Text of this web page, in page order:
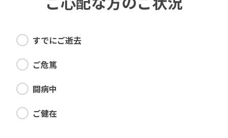
すでにご逝去
ご危篤
闘病中
ご健在